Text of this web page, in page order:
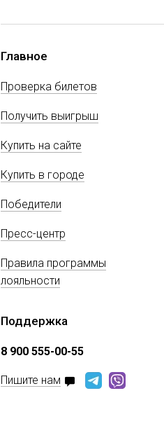
Главное
Проверка билетов
Получить выигрыш
Купить на сайте
Купить в городе
Победители
Пресс-центр
Правила программы
лояльности
Поддержка
8 900 555-00-55
Пишите нам